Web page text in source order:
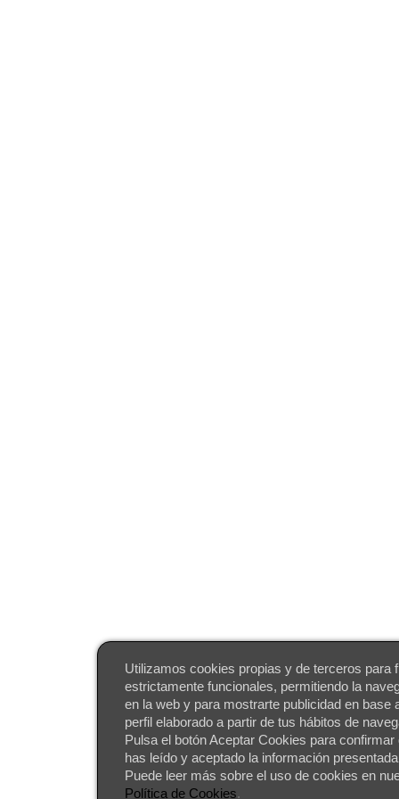
Utilizamos cookies propias y de terceros para
estrictamente funcionales, permitiendo la
en la web y para mostrarte publicidad en base
perfil elaborado a partir de tus hábitos de
Pulsa el botón Aceptar Cookies para confirmar
has leído y aceptado la información
Puede leer más sobre el uso de cookies en
Política de Cookies.